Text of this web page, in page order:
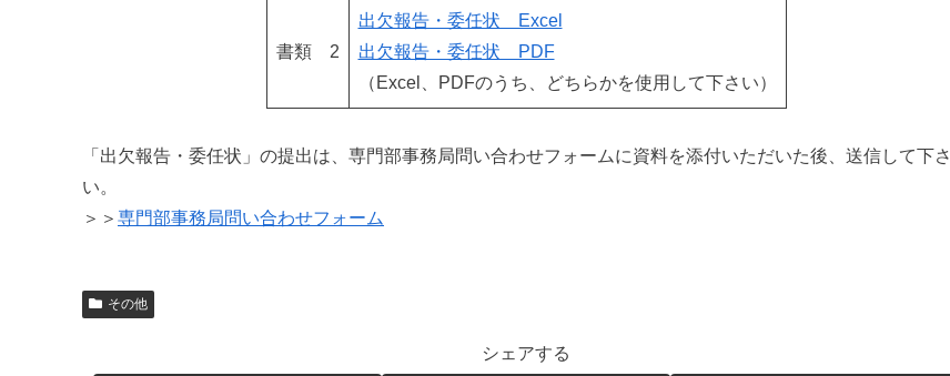
書類 2
出欠報告・委任状 Excel
出欠報告・委任状 PDF
（Excel、PDFのうち、どちらかを使用して下さい）
「出欠報告・委任状」の提出は、専門部事務局問い合わせフォームに資料を添付いただいた後、送信して下さ
い。
＞＞ 専門部事務局問い合わせフォーム
その他
シェアする